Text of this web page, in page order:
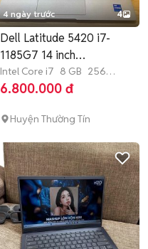
4 ngày trước 4
Dell Latitude 5420 i7-
1185G7 14 inch
8GB/256GB
Intel Core i7 8 GB 256
GB SSD
6.800.000 đ
Huyện Thường Tín